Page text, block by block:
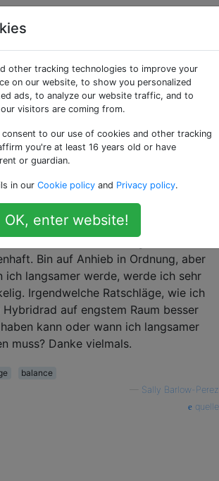
Fahrräder
jährige neue
braucht
gerade nach einer 30-jährigen Pause
zu fahren. Ich bin körperlich in sehr
Verfassung, habe also einen guten
aber mein Gleichgewicht ist
Bin auf Anhieb in Ordnung, aber
ich langsamer werde, werde ich sehr
Irgendwelche Ratschläge, wie ich
Hybridrad auf engstem Raum besser
kann oder wann ich langsamer
muss? Danke vielmals.
balance
Sally Barlow-Perez
quelle
other tracking technologies to improve your
on our website, to show you personalized
ads, to analyze our website traffic, and to
visitors are coming from.
consent to our use of cookies and other tracking
you're at least 16 years old or have
or guardian.
in our Cookie policy and Privacy policy.
OK, enter website!